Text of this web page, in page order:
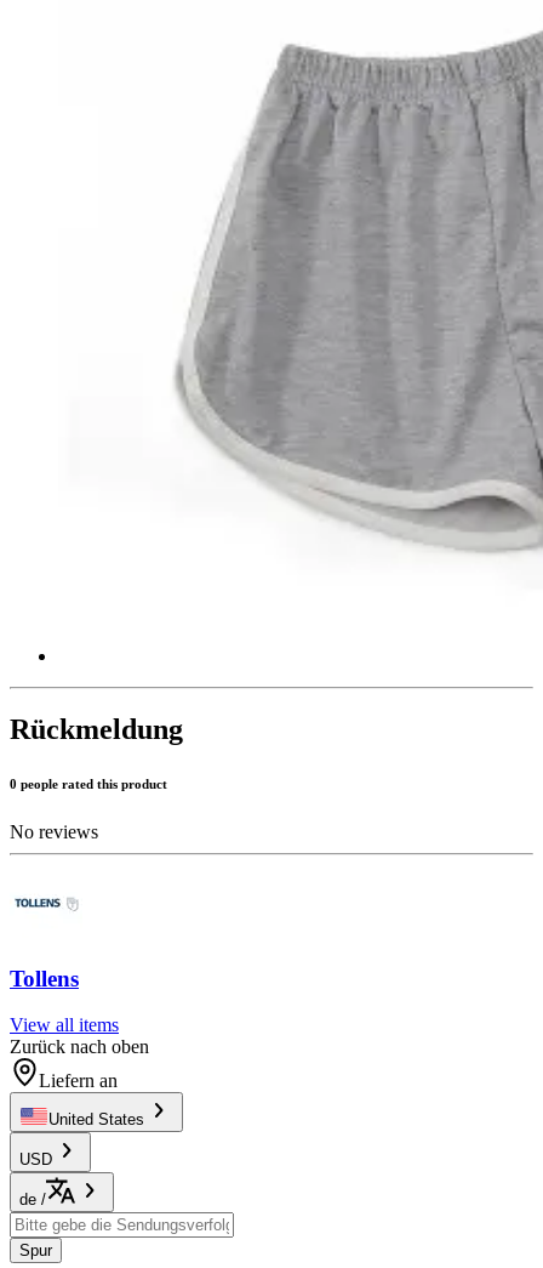
Rückmeldung
0 people rated this product
No reviews
Tollens
View all items
Zurück nach oben
Liefern an
United States
USD
de /
Spur